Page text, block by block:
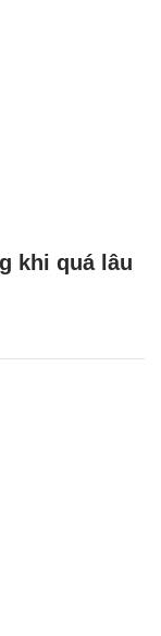
khi quá lâu